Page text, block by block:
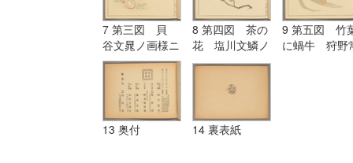
7 第三図 貝
谷文晁ノ画様ニ
倣フ
8 第四図 茶の
花 塩川文鱗ノ
画様ニ倣フ
9 第五図 竹
に蝸牛 狩野
13 奥付 14 裏表紙